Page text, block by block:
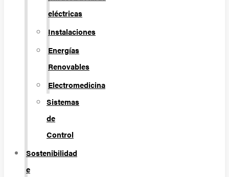
eléctricas
Instalaciones
Energías
Renovables
Electromedicina
Sistemas
de
Control
Sostenibilidad
e